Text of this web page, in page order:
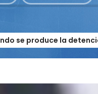
se produce la